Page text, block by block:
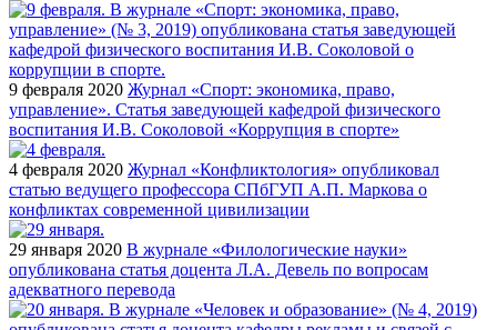
9 февраля 2020 Журнал «Спорт: экономика, право,
управление». Статья заведующей кафедрой физического
воспитания И.В. Соколовой «Коррупция в спорте»
4 февраля 2020 Журнал «Конфликтология» опубликовал
статью ведущего профессора СПбГУП А.П. Маркова о
конфликтах современной цивилизации
29 января 2020 В журнале «Филологические науки»
опубликована статья доцента Л.А. Девель по вопросам
адекватного перевода